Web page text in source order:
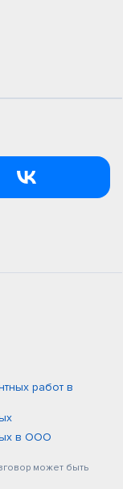
работ в
в ООО
может быть